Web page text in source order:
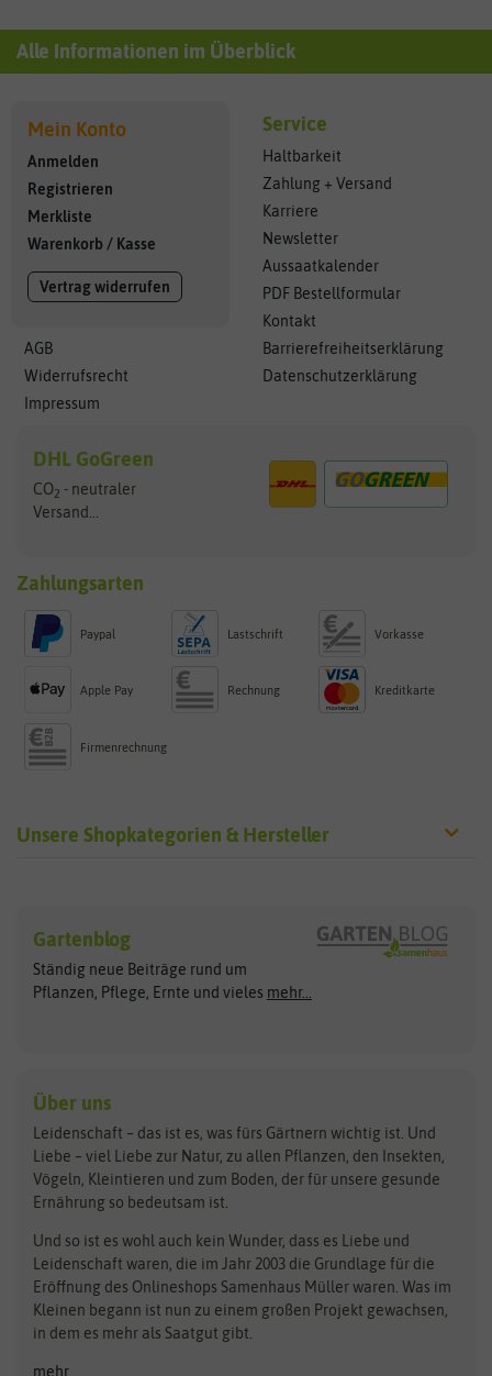
Alle Informationen im Überblick
Mein Konto
Anmelden
Registrieren
Merkliste
Warenkorb / Kasse
Vertrag widerrufen
AGB
Widerrufsrecht
Impressum
Service
Haltbarkeit
Zahlung + Versand
Karriere
Newsletter
Aussaatkalender
PDF Bestellformular
Kontakt
Barrierefreiheitserklärung
Datenschutzerklärung
DHL GoGreen
CO2 - neutraler
Versand...
Zahlungsarten
Paypal Lastschrift Vorkasse
Apple Pay Rechnung Kreditkarte
Firmenrechnung
Unsere Shopkategorien & Hersteller
Exotische Samen
Gemüsesamen
Gründünger
Kräutersamen
Obstsamen
Pilzbrut
Rasensamen
Steckzwiebeln
Zimmer & Kübelpflanzen
Kataloge
Schnäppchen
Anzucht & Gartenzubehör
Arche Noah
ASB Greenworld
Benary
Bingenheimer Saatgut
Bionana
BIOWOL
Blumicorn
Bûten Birds
Clever Pots
COMPO
Dürr-Samen
Feldsaaten Freudenberger
Fertil
Flora Elite
Gartenblog
Ständig neue Beiträge rund um
Pflanzen, Pflege, Ernte und vieles mehr...
Über uns
Leidenschaft – das ist es, was fürs Gärtnern wichtig ist. Und
Liebe – viel Liebe zur Natur, zu allen Pflanzen, den Insekten,
Vögeln, Kleintieren und zum Boden, der für unsere gesunde
Ernährung so bedeutsam ist.
Und so ist es wohl auch kein Wunder, dass es Liebe und
Leidenschaft waren, die im Jahr 2003 die Grundlage für die
Eröffnung des Onlineshops Samenhaus Müller waren. Was im
Kleinen begann ist nun zu einem großen Projekt gewachsen,
in dem es mehr als Saatgut gibt.
mehr...